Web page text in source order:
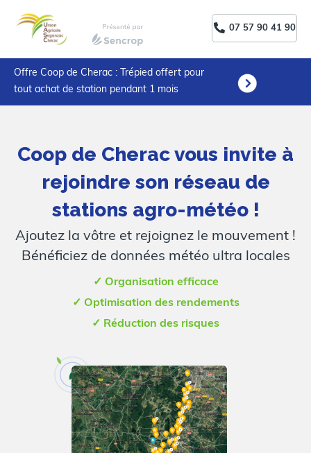
07 57 90 41 90
Offre Coop de Cherac : Trépied offert pour
tout achat de station pendant 1 mois
Coop de Cherac vous invite à
rejoindre son réseau de
stations agro-météo !
Ajoutez la vôtre et rejoignez le mouvement !
Bénéficiez de données météo ultra locales
✓ Organisation efficace
✓ Optimisation des rendements
✓ Réduction des risques